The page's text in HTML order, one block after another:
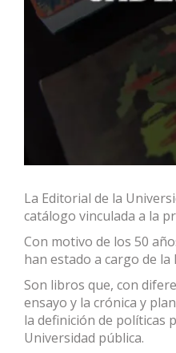
La Editorial de la
catálogo vinculada a la
Con motivo de los 50
han estado a cargo de la
Son libros que, con
ensayo y la crónica y
la definición de políticas
Universidad pública.